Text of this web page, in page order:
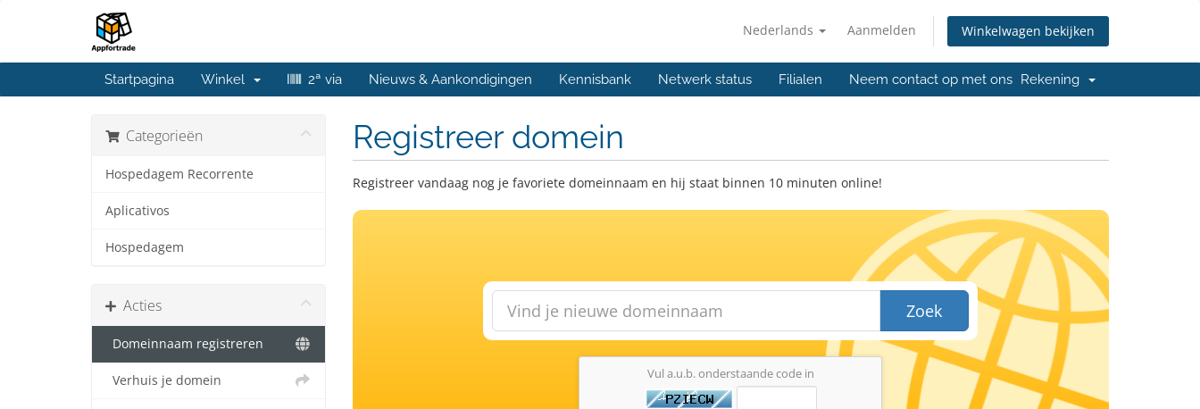
Nederlands Aanmelden Winkelwagen bekijken
Startpagina Winkel 2ª via Nieuws & Aankondigingen Kennisbank Netwerk status Filialen Neem contact op met ons Rekening
Categorieën
Hospedagem Recorrente
Aplicativos
Hospedagem
Acties
Domeinnaam registreren
Verhuis je domein
Registreer domein
Registreer vandaag nog je favoriete domeinnaam en hij staat binnen 10 minuten online!
Zoek
Vul a.u.b. onderstaande code in